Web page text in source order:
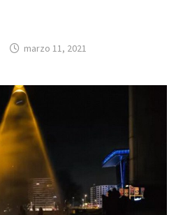
marzo 11, 2021